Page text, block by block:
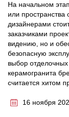
На начальном
или пространства
дизайнерами
заказчиками
видению, но и
безопасную
выбор
керамогранита
считается хитом
16 ноября